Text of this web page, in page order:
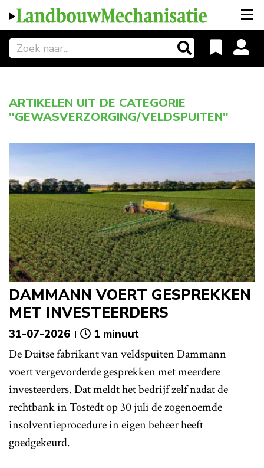
ARTIKELEN UIT DE CATEGORIE
"GEWASVERZORGING/VELDSPUITEN"
DAMMANN VOERT GESPREKKEN
MET INVESTEERDERS
31-07-2026 1 minuut
De Duitse fabrikant van veldspuiten Dammann
voert vergevorderde gesprekken met meerdere
investeerders. Dat meldt het bedrijf zelf nadat de
rechtbank in Tostedt op 30 juli de zogenoemde
insolventieprocedure in eigen beheer heeft
goedgekeurd.